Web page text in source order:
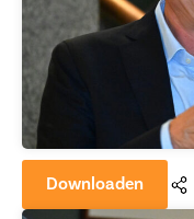
Downloaden